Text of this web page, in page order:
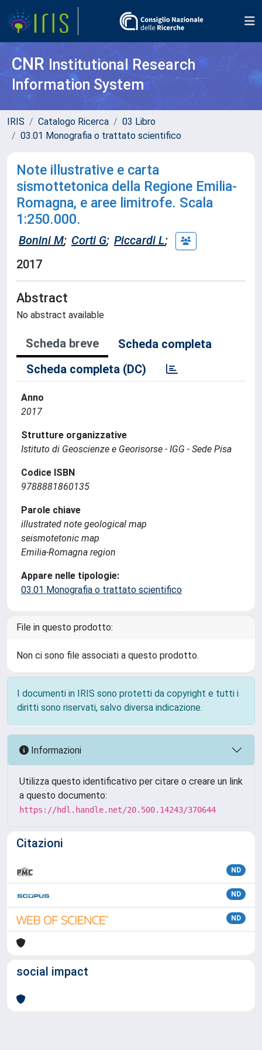
CNR Institutional Research
Information System
IRIS Catalogo Ricerca
03 Libro
03.01 Monografia o trattato scientifico
Note illustrative e carta
sismottetonica della Regione Emilia-
Romagna, e aree limitrofe. Scala
1:250.000.
Bonini M; Corti G; Piccardi L;
2017
Abstract
No abstract available
Scheda breve
Scheda completa
Scheda completa (DC)
Anno
2017
Strutture organizzative
Istituto di Geoscienze e Georisorse - IGG - Sede Pisa
Codice ISBN
9788881860135
Parole chiave
illustrated note geological map
seismotetonic map
Emilia-Romagna region
Appare nelle tipologie:
03.01 Monografia o trattato scientifico
File in questo prodotto:
Non ci sono file associati a questo prodotto.
I documenti in IRIS sono protetti da copyright e tutti i
diritti sono riservati, salvo diversa indicazione.
Informazioni
Utilizza questo identificativo per citare o creare un link
a questo documento:
https://hdl.handle.net/20.500.14243/370644
Citazioni
ND
ND
ND
social impact